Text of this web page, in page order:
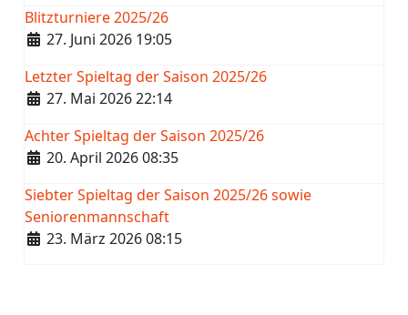
Blitzturniere 2025/26
Details
27. Juni 2026 19:05
Letzter Spieltag der Saison 2025/26
Details
27. Mai 2026 22:14
Achter Spieltag der Saison 2025/26
Details
20. April 2026 08:35
Siebter Spieltag der Saison 2025/26 sowie
Seniorenmannschaft
Details
23. März 2026 08:15